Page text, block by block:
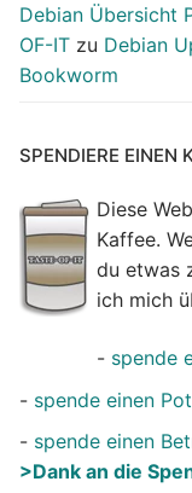
Debian Übersicht
OF-IT zu Debian
Bookworm
SPENDIERE EINEN
Diese
Kaffee.
du etwas
ich mich
- spende
- spende einen
- spende einen
>Dank an die